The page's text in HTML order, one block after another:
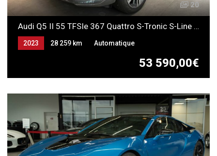
20
Audi Q5 II 55 TFSIe 367 Quattro S-Tronic S-Line HYBRIDE
53 590,00€
2023 28 259 km
Automatique